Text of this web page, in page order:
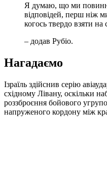
Я думаю, що ми повинні дати їм ще кілька
відповідей, перш ніж
когось твердо взяти на
– додав Рубіо.
Нагадаємо
Ізраїль здійснив серію
східному Лівану, оскільки
роззброєння бойового
напруженого кордону між